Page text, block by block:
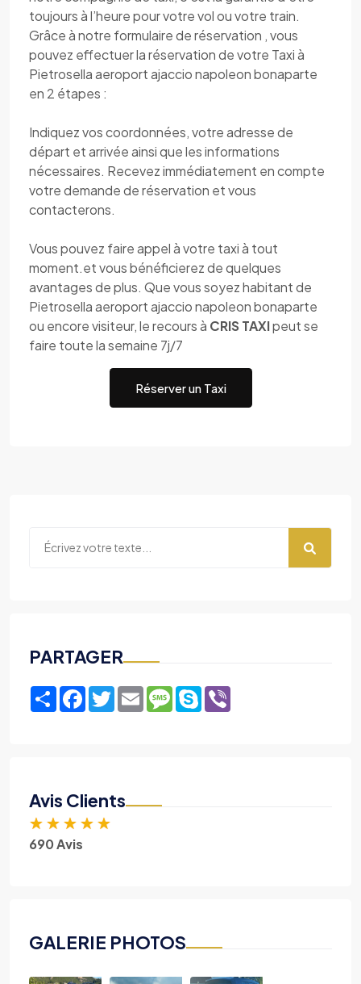
toujours à l’heure pour votre vol ou votre train.
Grâce à notre formulaire de réservation , vous
pouvez effectuer la réservation de votre Taxi à
Pietrosella aeroport ajaccio napoleon bonaparte
en 2 étapes :
Indiquez vos coordonnées, votre adresse de
départ et arrivée ainsi que les informations
nécessaires. Recevez immédiatement en compte
votre demande de réservation et vous
contacterons.
Vous pouvez faire appel à votre taxi à tout
moment.et vous bénéficierez de quelques
avantages de plus. Que vous soyez habitant de
Pietrosella aeroport ajaccio napoleon bonaparte
ou encore visiteur, le recours à CRIS TAXIpeut se
faire toute la semaine 7j/7
Réserver un Taxi
PARTAGER
ShareFacebook
TwitterEmailMessage
Skype
Avis Clients
★ ★ ★ ★ ★
690 Avis
GALERIE PHOTOS